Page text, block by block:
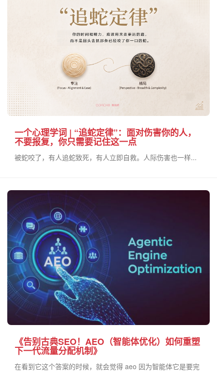
一个心理学词 | “追蛇定律”：面对伤害你的人，
不要报复，你只需要记住这一点
被蛇咬了，有人追蛇致死，有人立即自救。人际伤害也一样...
《告别古典SEO！AEO（智能体优化）如何重塑
下一代流量分配机制》
在看到它这个答案的时候，就会觉得 aeo 因为智能体它是要完